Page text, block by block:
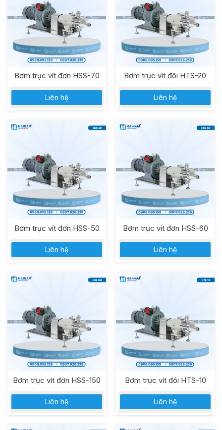
Bơm trục vít đơn HSS-70
Liên hệ
Bơm trục vít đôi HTS-20
Liên hệ
Bơm trục vít đơn HSS-50
Liên hệ
Bơm trục vít đơn HSS-60
Liên hệ
Bơm trục vít đơn HSS-150
Liên hệ
Bơm trục vít đôi HTS-10
Liên hệ